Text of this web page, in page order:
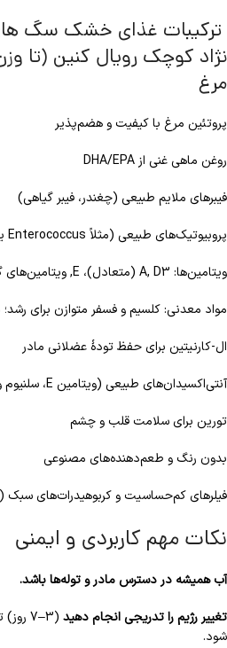
ترکیبات غذای خشک سگ
مرغ
پروتئین مرغ با کیفیت و هضم‌پذیر
روغن ماهی غنی از DHA/EPA
فیبر‌های ملایم طبیعی (چغندر، فیبر گیاهی)
پروبیوتیک‌های طبیعی (مثلاً Enterococcus یا مخلوط لاکتوباسیلوس)
ویتامین‌ها: A, D3 (متعادل)، E, ویتامین‌های گروه B، ویتامین C در صورت نیاز
مواد معدنی: کلسیم و فسفر متوازن برای رشد؛
ال-کارنیتین برای حفظ تودهٔ عضلانی مادر
آنتی‌اکسیدان‌های طبیعی (ویتامین E، سلنیوم و غیره)
تورین برای سلامت قلب و چشم
بدون رنگ و طعم‌دهنده‌های مصنوعی
فیلرهای کم‌حساسیت و کربوهیدرات‌های سبک
نکات مهم کاربردی و ایمنی
آب همیشه در دسترس مادر و توله‌ها باشد.
تغییر رژیم را تدریجی انجام دهید
(3–7
شود.